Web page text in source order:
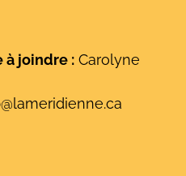
à joindre :Carolyne